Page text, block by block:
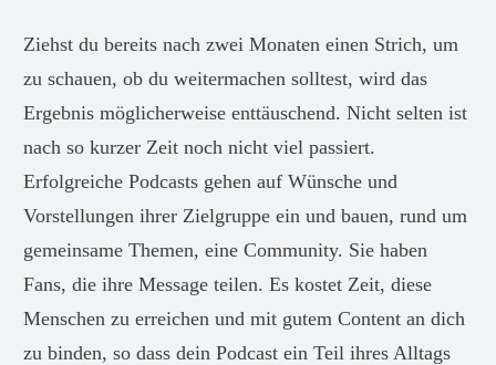
Ziehst du bereits nach zwei Monaten einen Strich, um
zu schauen, ob du weitermachen solltest, wird das
Ergebnis möglicherweise enttäuschend. Nicht selten ist
nach so kurzer Zeit noch nicht viel passiert.
Erfolgreiche Podcasts gehen auf Wünsche und
Vorstellungen ihrer Zielgruppe ein und bauen, rund um
gemeinsame Themen, eine Community. Sie haben
Fans, die ihre Message teilen. Es kostet Zeit, diese
Menschen zu erreichen und mit gutem Content an dich
zu binden, so dass dein Podcast ein Teil ihres Alltags